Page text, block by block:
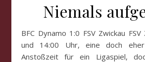
Niemals
BFC Dynamo 1:0 FSV Zwickau FSV Zwickau, Freitag
und 14:00 Uhr, eine doch eher
Anstoßzeit für ein Ligaspiel,